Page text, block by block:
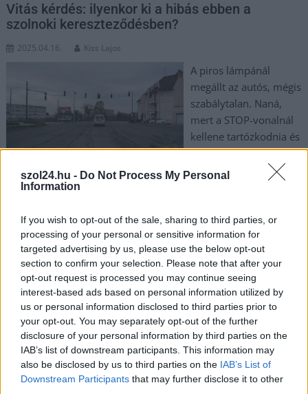
szol24.hu - Do Not Process My Personal
Information
If you wish to opt-out of the sale, sharing to third parties, or
processing of your personal or sensitive information for
targeted advertising by us, please use the below opt-out
section to confirm your selection. Please note that after your
opt-out request is processed you may continue seeing
interest-based ads based on personal information utilized by
us or personal information disclosed to third parties prior to
your opt-out. You may separately opt-out of the further
disclosure of your personal information by third parties on the
IAB’s list of downstream participants. This information may
also be disclosed by us to third parties on the IAB’s List of
Downstream Participants that may further disclose it to other
Vitás kérdés: ilyenkor ki a hibás ebben a
szolnoki kereszteződésben?
2025.04.16. Kiss Lajos
A piros lámpánál
megállt az autós, mégis
szabálytalan. Naná,
mert a STOP-vonalnál
kellene tartózkodnia és
nem annyira elől. De
ha a felfestésből szinte
TOVÁBB OLVASOM
Szolnok felelősség,felfestés,kereszteződés,kopott ,közlekedés
piros lámpa ,stop,stop-vonal,szabálytalan,Szolnok